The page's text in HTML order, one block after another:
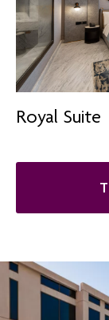
Royal Suite